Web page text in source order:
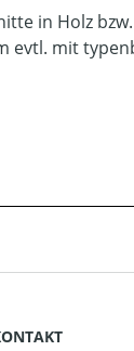
in Holz
evtl. mit